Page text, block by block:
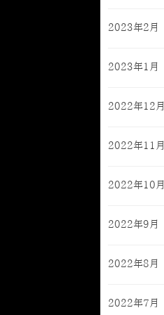
2023年2月
2023年1月
2022年12月
2022年11月
2022年10月
2022年9月
2022年8月
2022年7月